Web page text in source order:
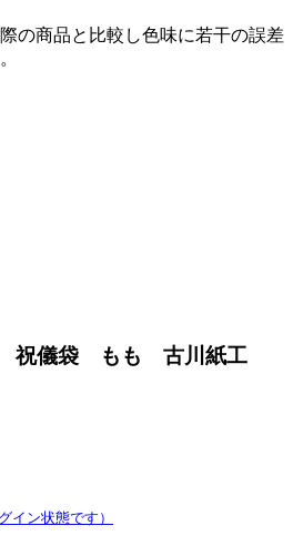
の商品と比較し色味に若干の誤差
祝儀袋 もも 古川紙工
イン状態です）